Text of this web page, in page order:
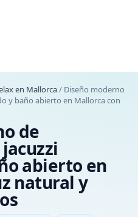
en Mallorca/ Diseño moderno
y baño abierto en Mallorca con
de
abierto en
natural y